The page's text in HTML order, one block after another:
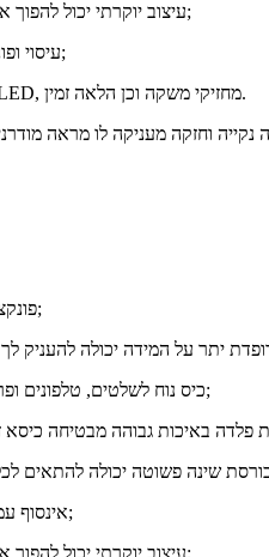
7. עיצוב יוקרתי יכול להפוך את הבית שלך לחמים;
8. עיסוי ופונקציית חימום זמינים;
9. מטען USD, בקרת LED, מחזיקי משקה וכן הלאה זמין.
1. פונקציית שכיבה חשמלית;
3. כיס נוח לשלטים, טלפונים ופריטים קטנים אחרים;
6. אינסוף עמדות בלחיצת כפתור;
7. עיצוב יוקרתי יכול להפוך את הבית שלך לחמים;